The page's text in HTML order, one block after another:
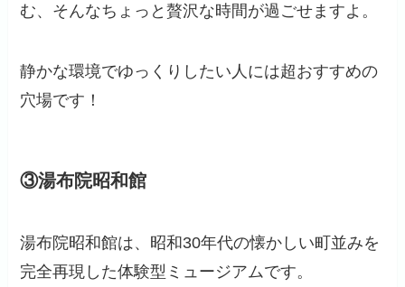
む、そんなちょっと贅沢な時間が過ごせますよ。
静かな環境でゆっくりしたい人には超おすすめの
穴場です！
③湯布院昭和館
湯布院昭和館は、昭和30年代の懐かしい町並みを
完全再現した体験型ミュージアムです。